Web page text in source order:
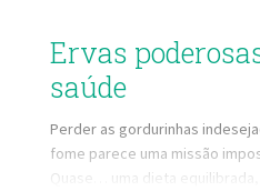
Ervas
saúde
Perder as gordurinhas
fome parece uma missão
Quase… uma dieta